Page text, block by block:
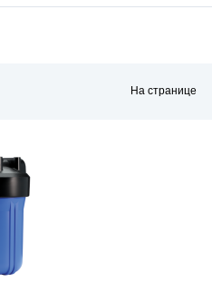
На странице